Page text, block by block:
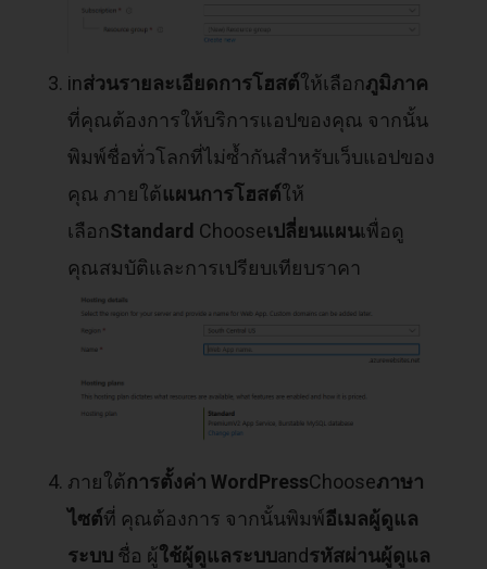
inส่วนรายละเอียดการโฮสต์ให้เลือกภูมิภาค
ที่คุณต้องการให้บริการแอปของคุณ จากนั้น
พิมพ์ชื่อทั่วโลกที่ไม่ซ้ำกันสำหรับเว็บแอปของ
คุณ ภายใต้แผนการโฮสต์ให้
เลือกStandard Chooseเปลี่ยนแผนเพื่อดู
คุณสมบัติและการเปรียบเทียบราคา
ภายใต้การตั้งค่า WordPressChooseภาษา
ไซต์ที่ คุณต้องการ จากนั้นพิมพ์อีเมลผู้ดูแล
ระบบ ชื่อ ผู้ใช้ผู้ดูแลระบบandรหัสผ่านผู้ดูแล